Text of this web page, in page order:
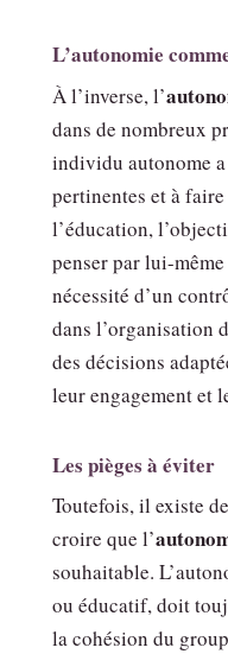
L’autonomie
À l’inverse, l’
dans de nombreux
individu autonome a
pertinentes et à
l’éducation,
penser par lui-
nécessité d’un
dans l’organisation
des décisions
leur engagement et
Les pièges à éviter
Toutefois, il existe
croire que l’
souhaitable.
ou éducatif, doit
la cohésion du